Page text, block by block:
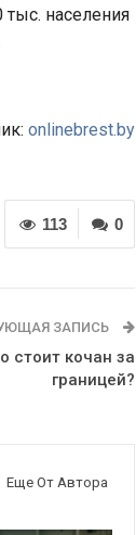
населения
onlinebrest.by
0
113
ЗАПИСЬ
стоит кочан за
границей?
Еще От Автора